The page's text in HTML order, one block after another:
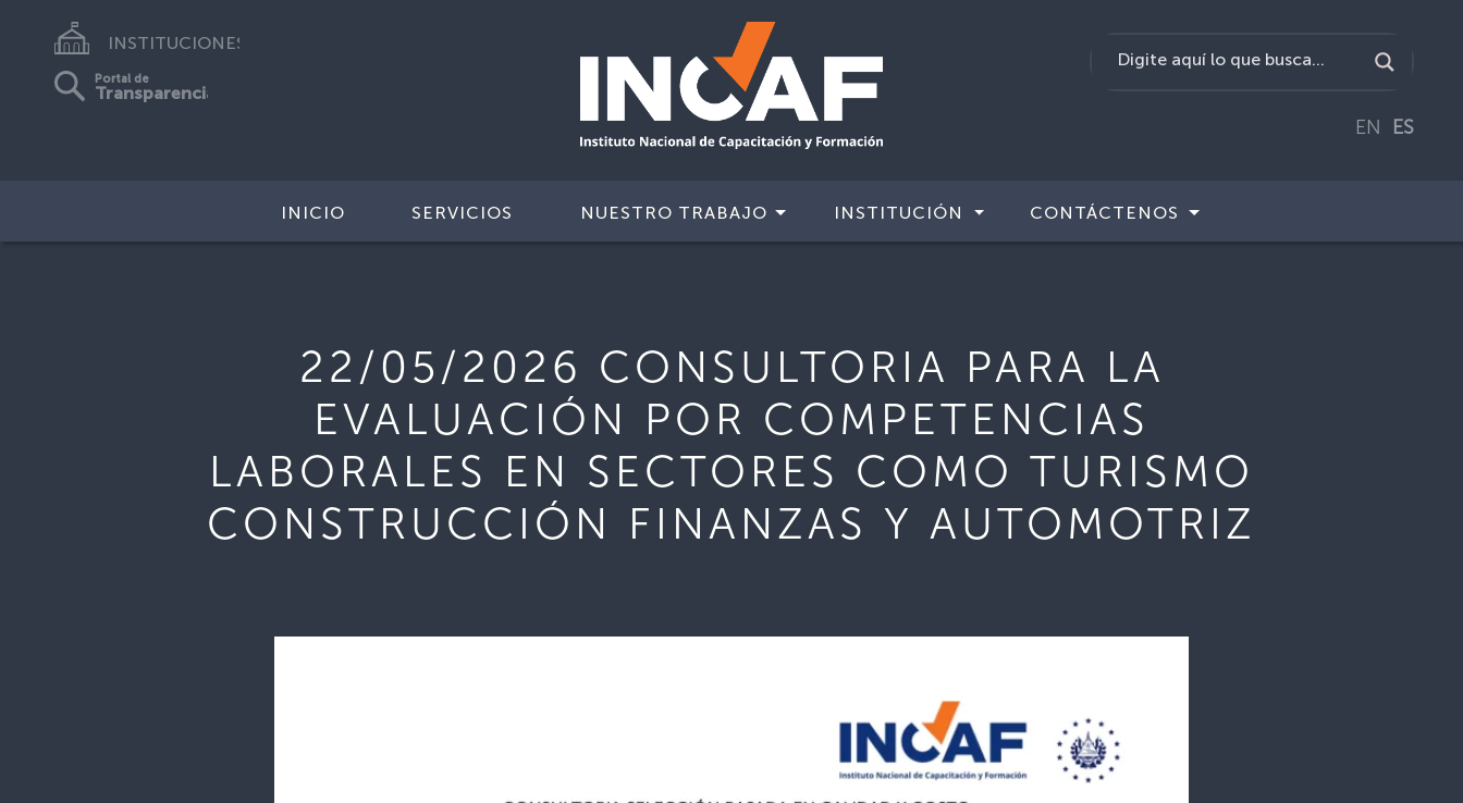
INSTITUCIONES
Portal de
Transparencia
EN ES
INICIO SERVICIOS NUESTRO TRABAJO INSTITUCIÓN CONTÁCTENOS
22/05/2026 CONSULTORIA PARA LA
EVALUACIÓN POR COMPETENCIAS
LABORALES EN SECTORES COMO TURISMO
CONSTRUCCIÓN FINANZAS Y AUTOMOTRIZ